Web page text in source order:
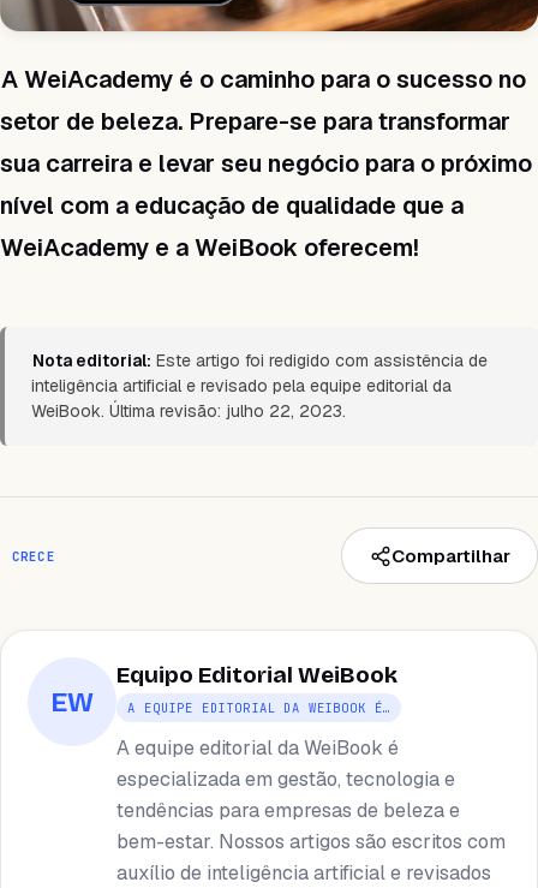
A WeiAcademy é o caminho para o sucesso no
setor de beleza. Prepare-se para transformar
sua carreira e levar seu negócio para o próximo
nível com a educação de qualidade que a
WeiAcademy e a WeiBook oferecem!
Nota editorial: Este artigo foi redigido com assistência de
inteligência artificial e revisado pela equipe editorial da
WeiBook. Última revisão: julho 22, 2023.
CRECE Compartilhar
EW
Equipo Editorial WeiBook
A EQUIPE EDITORIAL DA WEIBOOK É…
A equipe editorial da WeiBook é
especializada em gestão, tecnologia e
tendências para empresas de beleza e
bem-estar. Nossos artigos são escritos com
auxílio de inteligência artificial e revisados ​​